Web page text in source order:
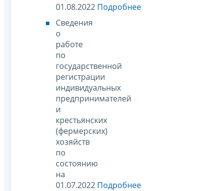
01.08.2022 Подробнее
Сведения
о
работе
по
государственной
регистрации
индивидуальных
предпринимателей
и
крестьянских
(фермерских)
хозяйств
по
состоянию
на
01.07.2022 Подробнее